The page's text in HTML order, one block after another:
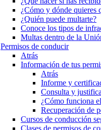
¿Cómo y dónde quieres
¿Quién puede multarte?
Conoce los tipos de
Multas dentro de la
Permisos de conducir
Atrás
Información de tus
Atrás
Informe y
Consulta y
¿Cómo funciona
Recuperación de
Cursos de conducción